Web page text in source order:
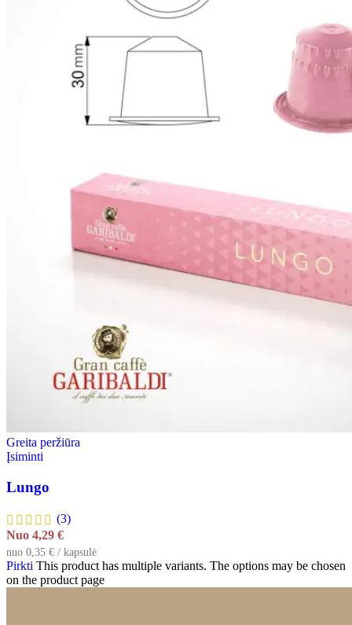
Greita peržiūra
Įsiminti
Lungo
(3)
Nuo 4,29 €
nuo 0,35 € / kapsulė
Pirkti This product has multiple variants. The options may be chosen
on the product page